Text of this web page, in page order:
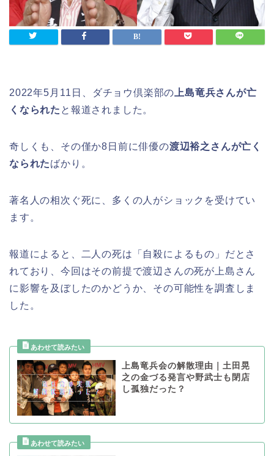
2022年5月11日、ダチョウ倶楽部の 上島竜兵さんが亡
くなられた と報道されました。
奇しくも、その僅か8日前に俳優の渡辺裕之さんが亡く
なられたばかり。
著名人の相次ぐ死に、多くの人がショックを受けてい
ます。
報道によると、二人の死は「自殺によるもの」だとさ
れており、今回はその前提で渡辺さんの死が上島さん
に影響を及ぼしたのかどうか、その可能性を調査しま
した。
上島竜兵会の解散理由｜土田晃
之の金づる発言や野武士も閉店
し孤独だった？